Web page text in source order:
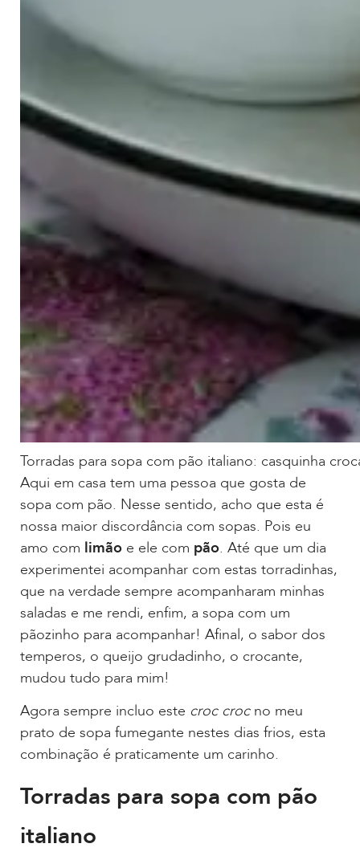
Torradas para sopa com pão italiano: casquinha
Aqui em casa tem uma pessoa que gosta de
sopa com pão. Nesse sentido, acho que esta é
nossa maior discordância com sopas. Pois eu
amo com limão e ele com pão. Até que um dia
experimentei acompanhar com estas torradinhas,
que na verdade sempre acompanharam minhas
saladas e me rendi, enfim, a sopa com um
pãozinho para acompanhar! Afinal, o sabor dos
temperos, o queijo grudadinho, o crocante,
mudou tudo para mim!
Agora sempre incluo este croc crocno meu
prato de sopa fumegante nestes dias frios, esta
combinação é praticamente um carinho.
Torradas para sopa com pão
italiano